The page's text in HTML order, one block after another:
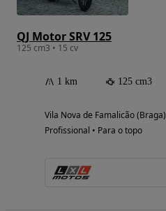
QJ Motor SRV 125
125 cm3 • 15 cv
1 km 125 cm3
Vila Nova de Famalicão (Braga)
Profissional • Para o topo